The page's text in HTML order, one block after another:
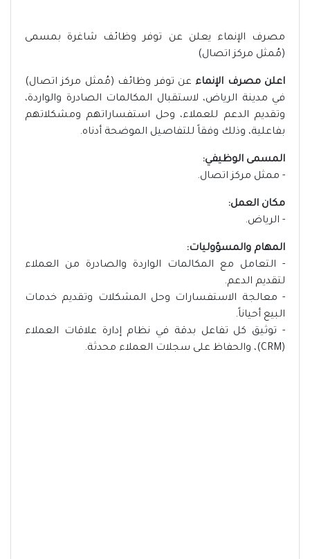
مصرف الإنماء يعلن عن توفر وظائف شاغرة بمسمى
(مُمثل مركز اتصال)
اعلن مصرف الإنماء عن توفر وظائف (مُمثل مركز اتصال)
في مدينة الرياض، لاستقبال المكالمات الصادرة والواردة،
وتقديم الدعم للعملاء، وحل استفساراتهم ومشكلاتهم
بفاعلية، وذلك وفقاً للتفاصيل الموضحة أدناه.
المسمى الوظيفي:
- ممثل مركز اتصال.
مكان العمل:
- الرياض.
المهام والمسؤوليات:
- التعامل مع المكالمات الواردة والصادرة من العملاء
لتقديم الدعم.
- معالجة الاستفسارات وحل المشكلات وتقديم خدمات
البيع أحياناً.
- توثيق كل تفاعل بدقة في نظام إدارة علاقات العملاء
(CRM)، والحفاظ على سجلات العملاء محدثة.